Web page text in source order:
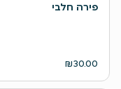
פירה חלבי
₪30.00